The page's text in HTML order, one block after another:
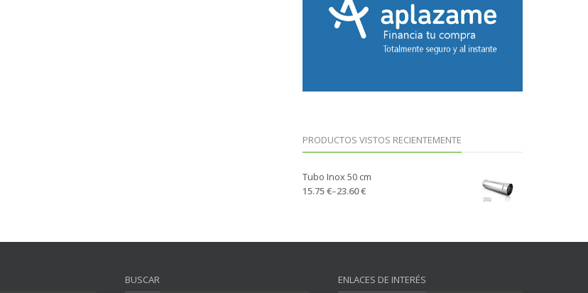
PRODUCTOS VISTOS RECIENTEMENTE
Tubo Inox 50 cm
15.75 €–23.60 €
BUSCAR ENLACES DE INTERÉS